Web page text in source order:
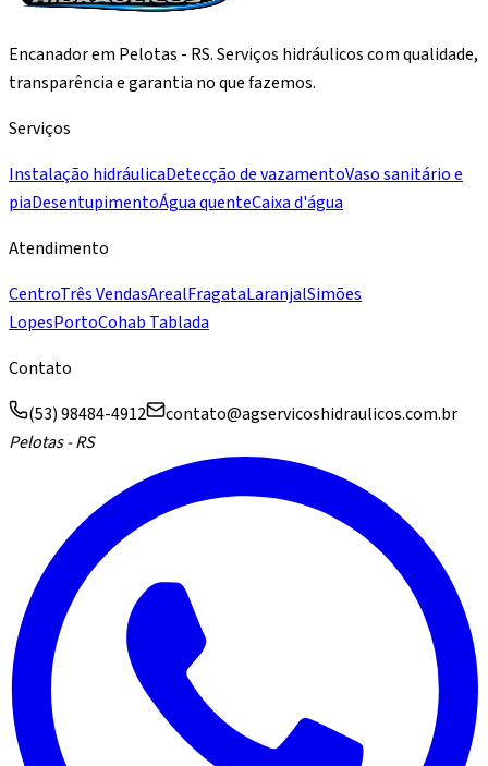
Encanador em Pelotas - RS. Serviços hidráulicos com qualidade,
transparência e garantia no que fazemos.
Serviços
Instalação hidráulicaDetecção de vazamentoVaso sanitário e
piaDesentupimentoÁgua quenteCaixa d'água
Atendimento
CentroTrês VendasArealFragataLaranjalSimões
LopesPortoCohab Tablada
Contato
(53) 98484-4912
contato@agservicoshidraulicos.com.br
Pelotas - RS